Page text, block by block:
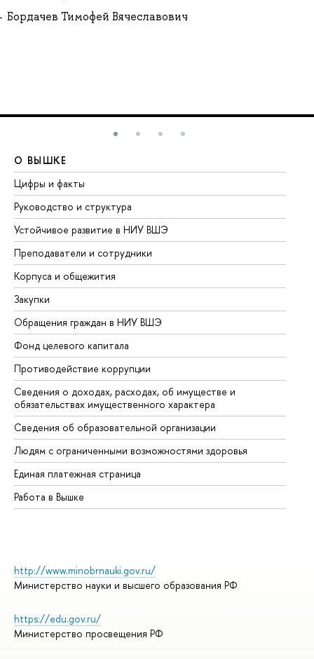
Бордачев Тимофей Вячеславович
О ВЫШКЕ
Цифры и факты
Руководство и структура
Устойчивое развитие в НИУ ВШЭ
Преподаватели и сотрудники
Корпуса и общежития
Закупки
Обращения граждан в НИУ ВШЭ
Фонд целевого капитала
Противодействие коррупции
Сведения о доходах, расходах, об имуществе и
обязательствах имущественного характера
Сведения об образовательной организации
Людям с ограниченными возможностями здоровья
Единая платежная страница
Работа в Вышке
http://www.minobrnauki.gov.ru/
Министерство науки и высшего образования РФ
https://edu.gov.ru/
Министерство просвещения РФ